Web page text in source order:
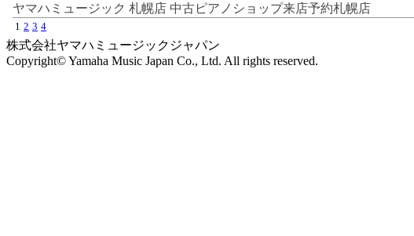
ヤマハミュージック 札幌店 中古ピアノショップ来店予約札幌店
1 2 3 4
株式会社ヤマハミュージックジャパン
Copyright© Yamaha Music Japan Co., Ltd. All rights reserved.